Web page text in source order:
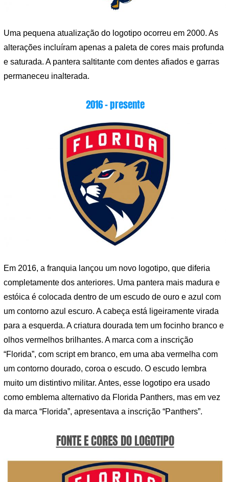
Uma pequena atualização do logotipo ocorreu em 2000. As
alterações incluíram apenas a paleta de cores mais profunda
e saturada. A pantera saltitante com dentes afiados e garras
permaneceu inalterada.
2016 – presente
Em 2016, a franquia lançou um novo logotipo, que diferia
completamente dos anteriores. Uma pantera mais madura e
estóica é colocada dentro de um escudo de ouro e azul com
um contorno azul escuro. A cabeça está ligeiramente virada
para a esquerda. A criatura dourada tem um focinho branco e
olhos vermelhos brilhantes. A marca com a inscrição
“Florida”, com script em branco, em uma aba vermelha com
um contorno dourado, coroa o escudo. O escudo lembra
muito um distintivo militar. Antes, esse logotipo era usado
como emblema alternativo da Florida Panthers, mas em vez
da marca “Florida”, apresentava a inscrição “Panthers”.
FONTE E CORES DO LOGOTIPO